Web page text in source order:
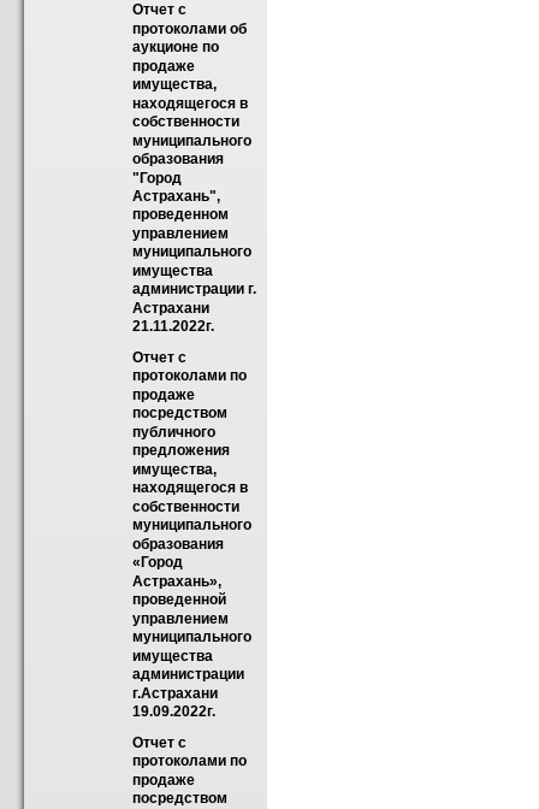
Отчет с
протоколами об
аукционе по
продаже
имущества,
находящегося в
собственности
муниципального
образования
"Город
Астрахань",
проведенном
управлением
муниципального
имущества
администрации г.
Астрахани
21.11.2022г.
Отчет с
протоколами по
продаже
посредством
публичного
предложения
имущества,
находящегося в
собственности
муниципального
образования
«Город
Астрахань»,
проведенной
управлением
муниципального
имущества
администрации
г.Астрахани
19.09.2022г.
Отчет с
протоколами по
продаже
посредством